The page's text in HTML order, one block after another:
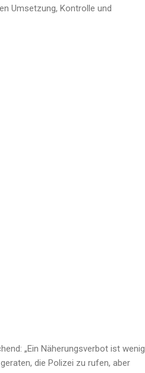
Umsetzung, Kontrolle und
„Ein Näherungsverbot ist wenig
die Polizei zu rufen, aber